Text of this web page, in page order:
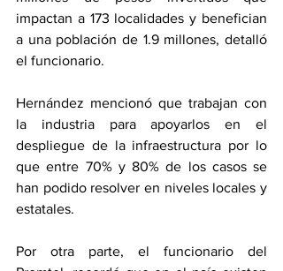
impactan a 173 localidades y benefician
a una población de 1.9 millones, detalló
el funcionario.
Hernández mencionó que trabajan con
la industria para apoyarlos en el
despliegue de la infraestructura por lo
que entre 70% y 80% de los casos se
han podido resolver en niveles locales y
estatales.
Por otra parte, el funcionario del